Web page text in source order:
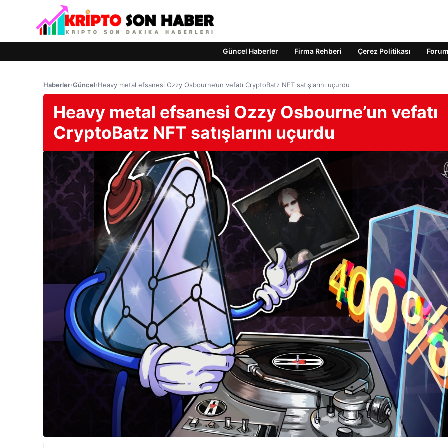
Güncel Haberler Firma Rehberi Çerez Politikası Forum
Haberler›Güncel›Heavy metal efsanesi Ozzy Osbourne’un vefatı CryptoBatz NFT satışlarını uçurdu
Heavy metal efsanesi Ozzy Osbourne’un vefatı
CryptoBatz NFT satışlarını uçurdu